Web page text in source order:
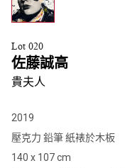
Lot 020
佐藤誠高
貴夫人
2019
壓克力 鉛筆 紙裱於木板
140 x 107 cm